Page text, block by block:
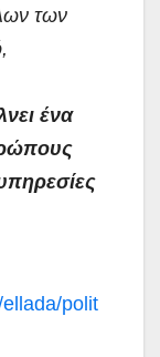
των
ένα
polit